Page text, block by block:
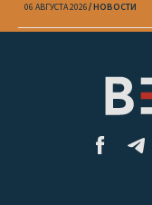
06 АВГУСТА 2026 НОВОСТИ